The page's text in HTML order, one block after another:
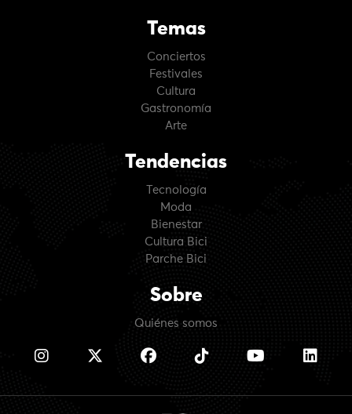
Temas
Conciertos
Festivales
Cultura
Gastronomía
Arte
Tendencias
Tecnología
Moda
Bienestar
Cultura Bici
Parche Bici
Sobre
Quiénes somos